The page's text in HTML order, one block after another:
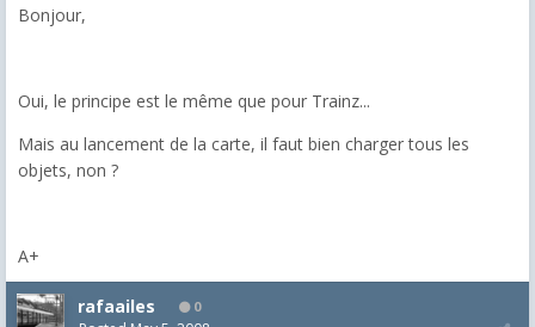
Bonjour,
Oui, le principe est le même que pour Trainz...
Mais au lancement de la carte, il faut bien charger tous les
objets, non ?
A+
rafaailes 0